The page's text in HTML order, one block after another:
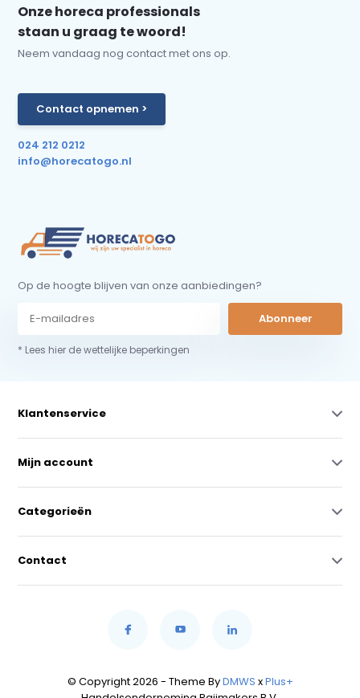
Onze horeca professionals
staan u graag te woord!
Neem vandaag nog contact met ons op.
Contact opnemen >
024 212 0212
info@horecatogo.nl
Op de hoogte blijven van onze aanbiedingen?
Abonneer
* Lees hier de wettelijke beperkingen
Klantenservice
Mijn account
Categorieën
Contact
© Copyright 2026 - Theme ByDMWS xPlus+